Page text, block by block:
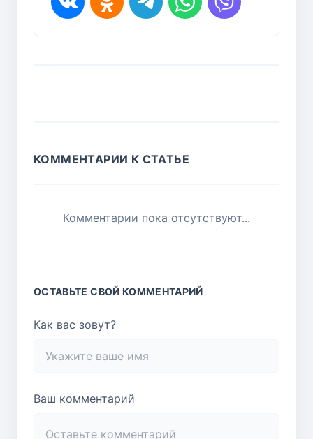
КОММЕНТАРИИ К СТАТЬЕ
Комментарии пока отсутствуют...
ОСТАВЬТЕ СВОЙ КОММЕНТАРИЙ
Как вас зовут?
Ваш комментарий